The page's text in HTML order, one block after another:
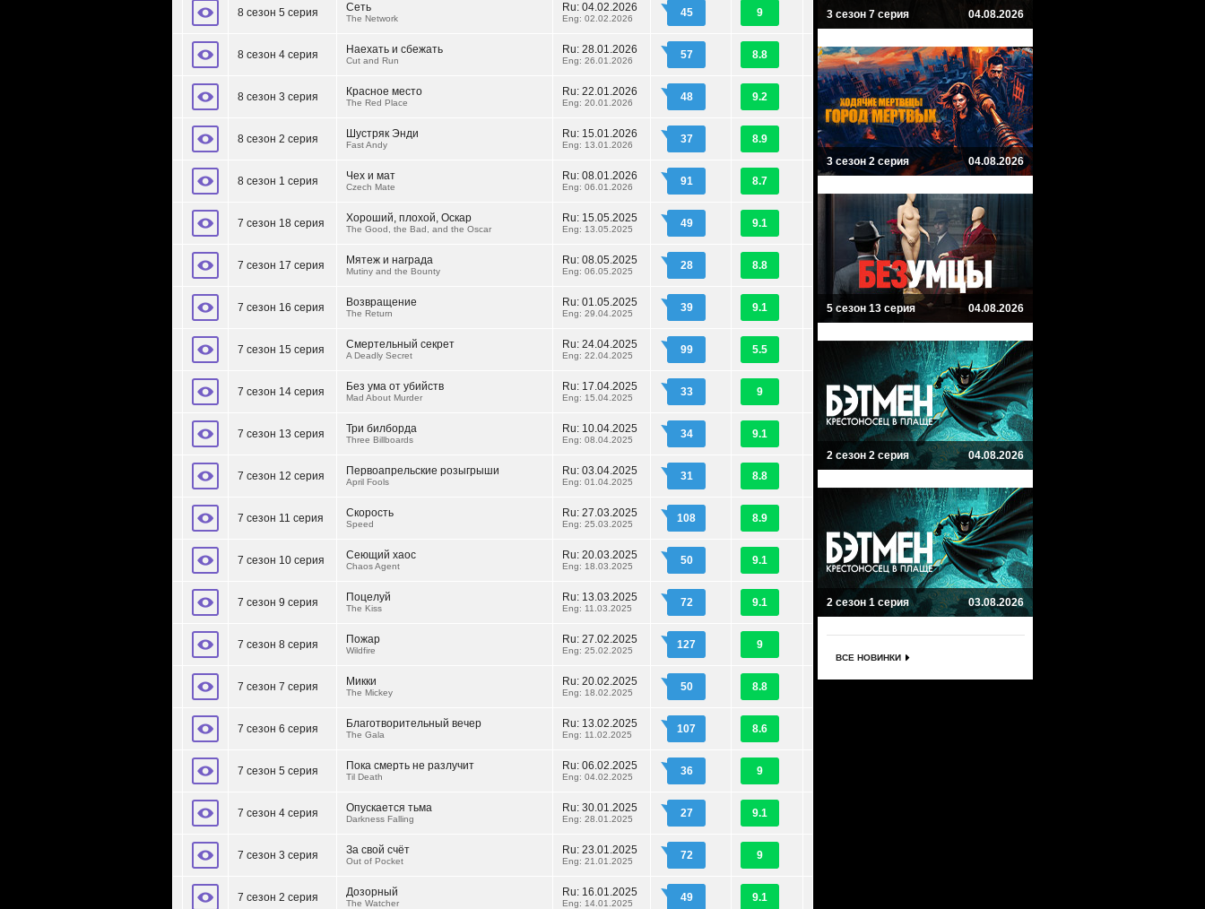
8 сезон 5 серия Сеть
The Network
Ru: 04.02.2026
Eng: 02.02.2026 45 9
8 сезон 4 серия Наехать и сбежать
Cut and Run
Ru: 28.01.2026
Eng: 26.01.2026 57 8.8
8 сезон 3 серия Красное место
The Red Place
Ru: 22.01.2026
Eng: 20.01.2026 48 9.2
8 сезон 2 серия Шустряк Энди
Fast Andy
Ru: 15.01.2026
Eng: 13.01.2026 37 8.9
8 сезон 1 серия Чех и мат
Czech Mate
Ru: 08.01.2026
Eng: 06.01.2026 91 8.7
7 сезон 18 серия Хороший, плохой, Оскар
The Good, the Bad, and the Oscar
Ru: 15.05.2025
Eng: 13.05.2025 49 9.1
7 сезон 17 серия Мятеж и награда
Mutiny and the Bounty
Ru: 08.05.2025
Eng: 06.05.2025 28 8.8
7 сезон 16 серия Возвращение
The Return
Ru: 01.05.2025
Eng: 29.04.2025 39 9.1
7 сезон 15 серия Смертельный секрет
A Deadly Secret
Ru: 24.04.2025
Eng: 22.04.2025 99 5.5
7 сезон 14 серия Без ума от убийств
Mad About Murder
Ru: 17.04.2025
Eng: 15.04.2025 33 9
7 сезон 13 серия Три билборда
Three Billboards
Ru: 10.04.2025
Eng: 08.04.2025 34 9.1
7 сезон 12 серия Первоапрельские розыгрыши
April Fools
Ru: 03.04.2025
Eng: 01.04.2025 31 8.8
7 сезон 11 серия Скорость
Speed
Ru: 27.03.2025
Eng: 25.03.2025 108 8.9
7 сезон 10 серия Сеющий хаос
Chaos Agent
Ru: 20.03.2025
Eng: 18.03.2025 50 9.1
7 сезон 9 серия Поцелуй
The Kiss
Ru: 13.03.2025
Eng: 11.03.2025 72 9.1
7 сезон 8 серия Пожар
Wildfire
Ru: 27.02.2025
Eng: 25.02.2025 127 9
7 сезон 7 серия Микки
The Mickey
Ru: 20.02.2025
Eng: 18.02.2025 50 8.8
7 сезон 6 серия Благотворительный вечер
The Gala
Ru: 13.02.2025
Eng: 11.02.2025 107 8.6
7 сезон 5 серия Пока смерть не разлучит
Til Death
Ru: 06.02.2025
Eng: 04.02.2025 36 9
7 сезон 4 серия Опускается тьма
Darkness Falling
Ru: 30.01.2025
Eng: 28.01.2025 27 9.1
7 сезон 3 серия За свой счёт
Out of Pocket
Ru: 23.01.2025
Eng: 21.01.2025 72 9
7 сезон 2 серия Дозорный
The Watcher
Ru: 16.01.2025
Eng: 14.01.2025 49 9.1
3 сезон 7 серия 04.08.2026
3 сезон 2 серия 04.08.2026
5 сезон 13 серия 04.08.2026
2 сезон 2 серия 04.08.2026
2 сезон 1 серия 03.08.2026
ВСЕ НОВИНКИ